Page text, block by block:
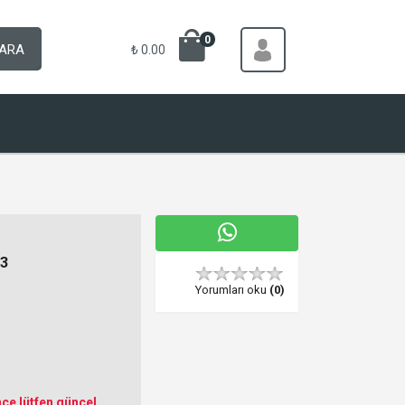
₺ 0.00
0
lütfen güncel
Yorumları oku (0)